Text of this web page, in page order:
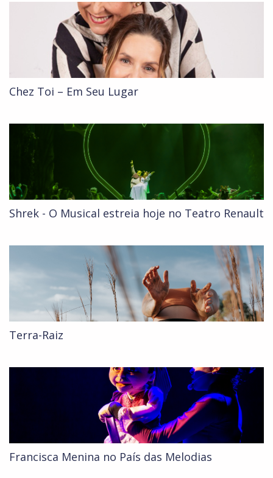
Chez Toi – Em Seu Lugar
Shrek - O Musical estreia hoje no Teatro Renault
Terra-Raiz
Francisca Menina no País das Melodias